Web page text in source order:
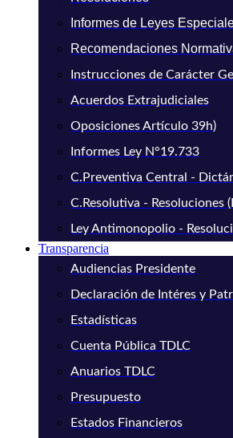
Informes de Leyes
Recomendaciones
Instrucciones de Carácter
Acuerdos Extrajudiciales
Oposiciones Artículo 39h)
Informes Ley N°19.733
C.Preventiva Central -
C.Resolutiva - Resoluciones
Ley Antimonopolio -
Transparencia
Audiencias Presidente
Declaración de Intéres y
Estadísticas
Cuenta Pública TDLC
Anuarios TDLC
Presupuesto
Estados Financieros